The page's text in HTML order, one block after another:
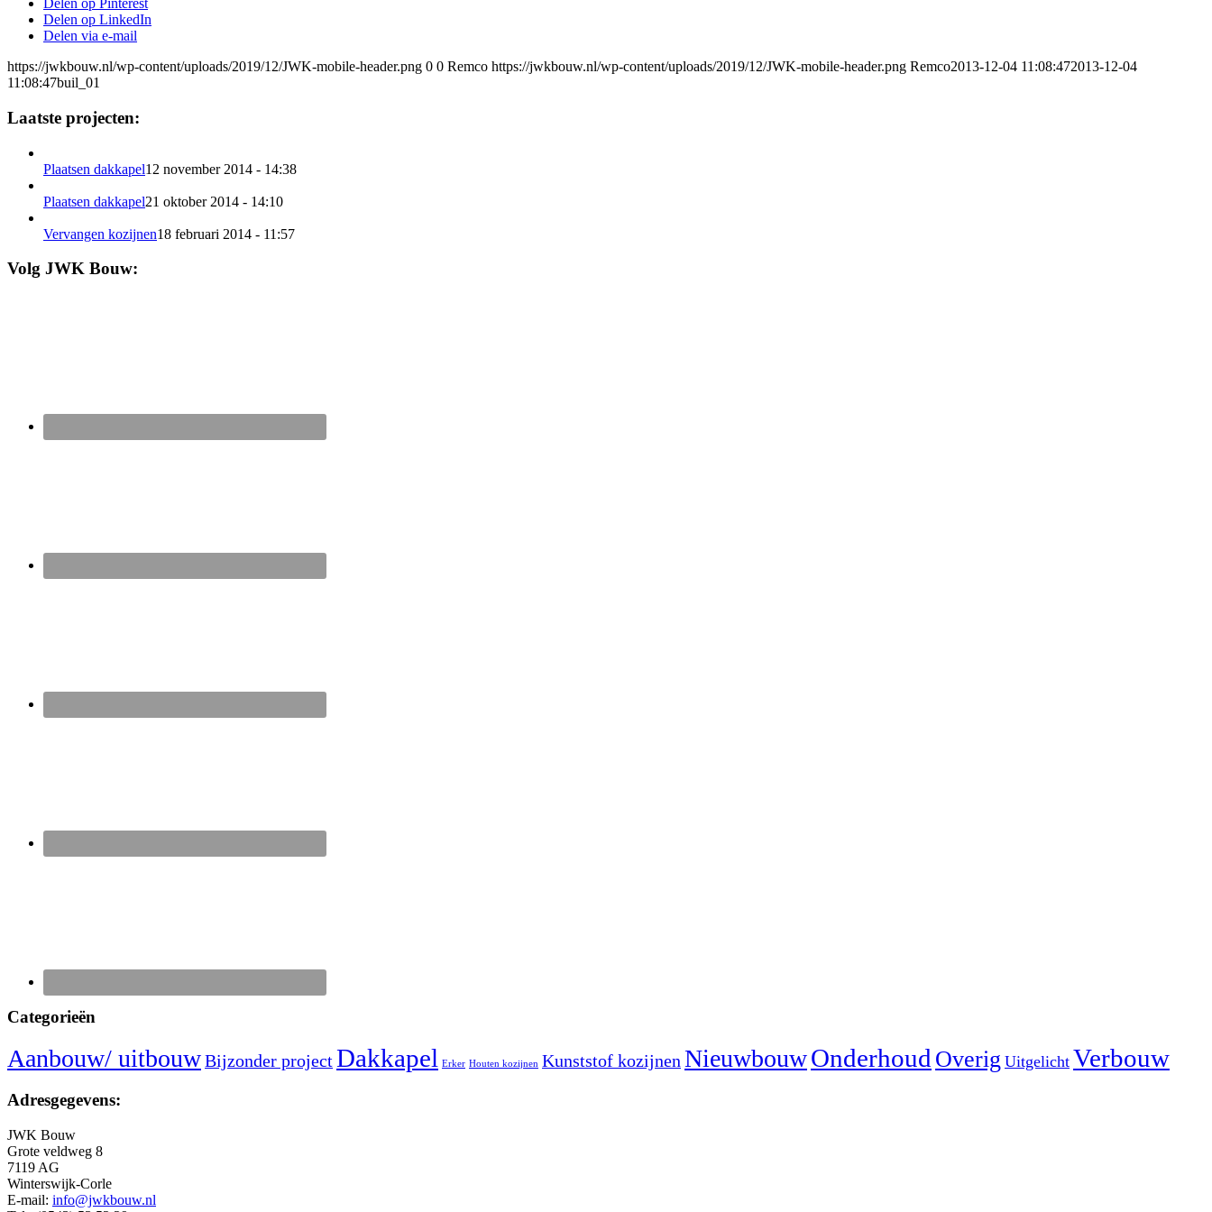
Delen op Pinterest
Delen op LinkedIn
Delen via e-mail
https://jwkbouw.nl/wp-content/uploads/2019/12/JWK-mobile-header.png 0 0 Remco https://jwkbouw.nl/wp-content/uploads/2019/12/JWK-mobile-header.png Remco2013-12-04 11:08:472013-12-04
11:08:47buil_01
Laatste projecten:
Plaatsen dakkapel12 november 2014 - 14:38
Plaatsen dakkapel21 oktober 2014 - 14:10
Vervangen kozijnen18 februari 2014 - 11:57
Volg JWK Bouw:
Categorieën
Aanbouw/ uitbouwBijzonder projectDakkapel Erker Houten kozijnen Kunststof kozijnenNieuwbouwOnderhoud Overig Uitgelicht Verbouw
Adresgegevens:
JWK Bouw
Grote veldweg 8
7119 AG
Winterswijk-Corle
E-mail: info@jwkbouw.nl